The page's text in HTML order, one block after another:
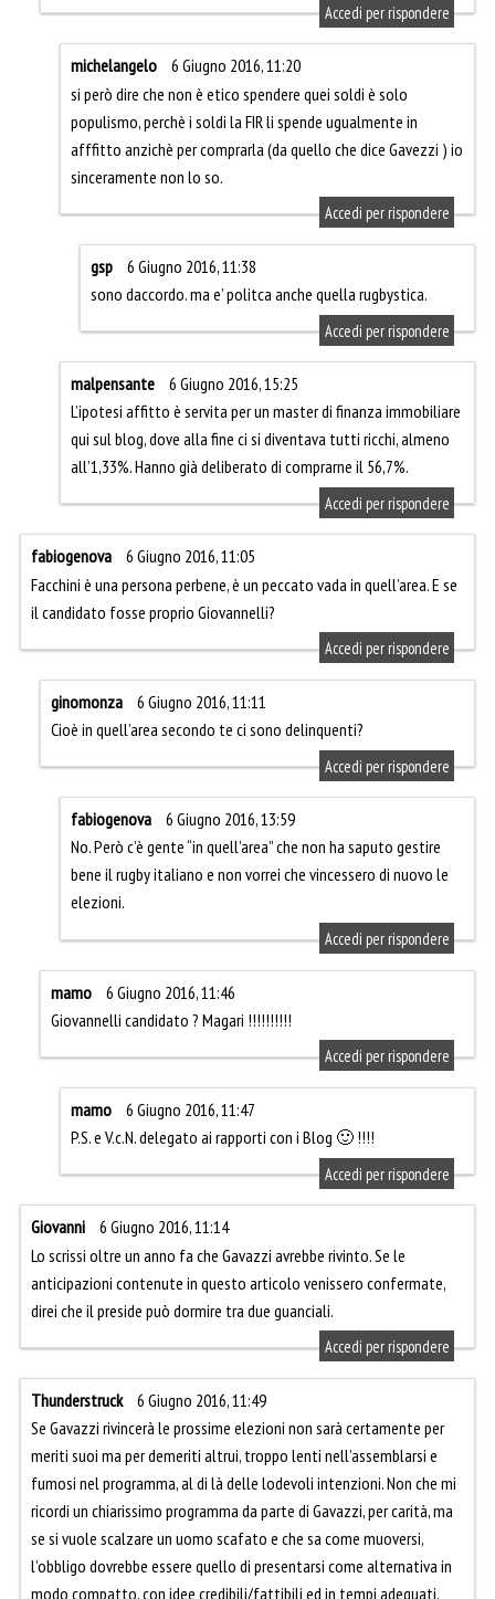
Accedi per rispondere
michelangelo
6 Giugno 2016, 11:20
si però dire che non è etico spendere quei soldi è solo
populismo, perchè i soldi la FIR li spende ugualmente in
afffitto anzichè per comprarla (da quello che dice Gavezzi ) io
sinceramente non lo so.
Accedi per rispondere
gsp
6 Giugno 2016, 11:38
sono daccordo. ma e’ politca anche quella rugbystica.
Accedi per rispondere
malpensante
6 Giugno 2016, 15:25
L’ipotesi affitto è servita per un master di finanza immobiliare
qui sul blog, dove alla fine ci si diventava tutti ricchi, almeno
all’1,33%. Hanno già deliberato di comprarne il 56,7%.
Accedi per rispondere
fabiogenova
6 Giugno 2016, 11:05
Facchini è una persona perbene, è un peccato vada in quell’area. E se
il candidato fosse proprio Giovannelli?
Accedi per rispondere
ginomonza
6 Giugno 2016, 11:11
Cioè in quell’area secondo te ci sono delinquenti?
Accedi per rispondere
fabiogenova
6 Giugno 2016, 13:59
No. Però c’è gente “in quell’area” che non ha saputo gestire
bene il rugby italiano e non vorrei che vincessero di nuovo le
elezioni.
Accedi per rispondere
mamo
6 Giugno 2016, 11:46
Giovannelli candidato ? Magari !!!!!!!!!!
Accedi per rispondere
mamo
6 Giugno 2016, 11:47
P.S. e V.c.N. delegato ai rapporti con i Blog 🙂 !!!!
Accedi per rispondere
Giovanni
6 Giugno 2016, 11:14
Lo scrissi oltre un anno fa che Gavazzi avrebbe rivinto. Se le
anticipazioni contenute in questo articolo venissero confermate,
direi che il preside può dormire tra due guanciali.
Accedi per rispondere
Thunderstruck
6 Giugno 2016, 11:49
Se Gavazzi rivincerà le prossime elezioni non sarà certamente per
meriti suoi ma per demeriti altrui, troppo lenti nell’assemblarsi e
fumosi nel programma, al di là delle lodevoli intenzioni. Non che mi
ricordi un chiarissimo programma da parte di Gavazzi, per carità, ma
se si vuole scalzare un uomo scafato e che sa come muoversi,
l’obbligo dovrebbe essere quello di presentarsi come alternativa in
modo compatto, con idee credibili/fattibili ed in tempi adeguati.